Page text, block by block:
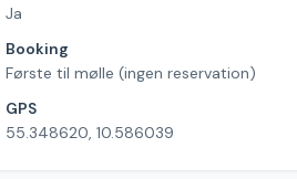
Ja
Booking
Første til mølle (ingen reservation)
GPS
55.348620, 10.586039